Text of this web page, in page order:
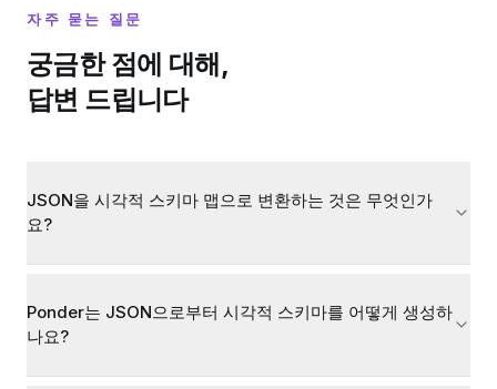
자주 묻는 질문
궁금한 점에 대해,
답변 드립니다
JSON을 시각적 스키마 맵으로 변환하는 것은 무엇인가
요?
Ponder는 JSON으로부터 시각적 스키마를 어떻게 생성하
나요?